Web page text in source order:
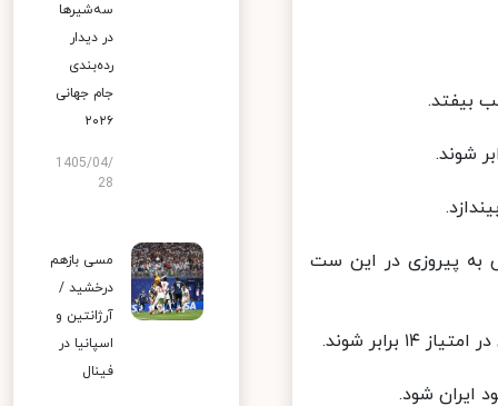
تا امیدش به پیروزی در این ست
شوند.
سه‌شیرها
در دیدار
رده‌بندی
جام جهانی
۲۰۲۶
1405/04/
28
مسی بازهم
درخشید /
آرژانتین و
اسپانیا در
فینال